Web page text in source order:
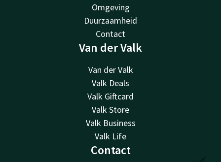
Omgeving
Duurzaamheid
Contact
Van der Valk
Van der Valk
Valk Deals
Valk Giftcard
Valk Store
Valk Business
Valk Life
Contact